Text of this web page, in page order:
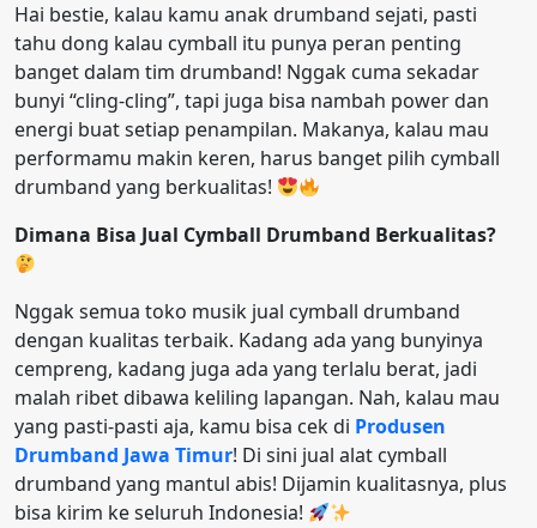
Hai bestie, kalau kamu anak drumband sejati, pasti
tahu dong kalau cymball itu punya peran penting
banget dalam tim drumband! Nggak cuma sekadar
bunyi “cling-cling”, tapi juga bisa nambah power dan
energi buat setiap penampilan. Makanya, kalau mau
performamu makin keren, harus banget pilih cymball
drumband yang berkualitas!
Dimana Bisa Jual Cymball Drumband Berkualitas?
Nggak semua toko musik jual cymball drumband
dengan kualitas terbaik. Kadang ada yang bunyinya
cempreng, kadang juga ada yang terlalu berat, jadi
malah ribet dibawa keliling lapangan. Nah, kalau mau
yang pasti-pasti aja, kamu bisa cek di Produsen
Drumband Jawa Timur! Di sini jual alat cymball
drumband yang mantul abis! Dijamin kualitasnya, plus
bisa kirim ke seluruh Indonesia!